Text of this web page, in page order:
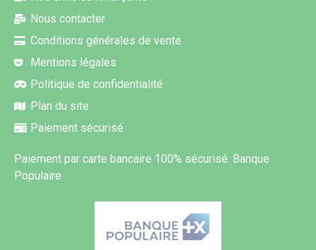
Nous contacter
Conditions générales de vente
Mentions légales
Politique de confidentialité
Plan du site
Paiement sécurisé
Paiement par carte bancaire 100% sécurisé. Banque
Populaire